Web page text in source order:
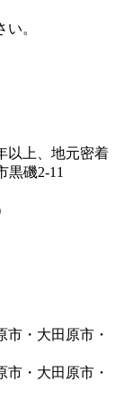
。
以上、地元密着
黒磯2-11
市・大田原市・
市・大田原市・